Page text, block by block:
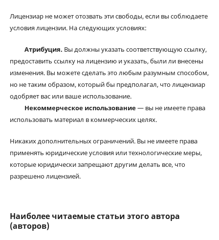
Лицензиар не может отозвать эти свободы, если вы соблюдаете
условия лицензии. На следующих условиях:
Атрибуция. Вы должны указать соответствующую ссылку,
предоставить ссылку на лицензию и указать, были ли внесены
изменения. Вы можете сделать это любым разумным способом,
но не таким образом, который бы предполагал, что лицензиар
одобряет вас или ваше использование.
Некоммерческое использование— вы не имеете права
использовать материал в коммерческих целях.
Никаких дополнительных ограничений. Вы не имеете права
применять юридические условия или технологические меры,
которые юридически запрещают другим делать все, что
разрешено лицензией.
Наиболее читаемые статьи этого автора
(авторов)